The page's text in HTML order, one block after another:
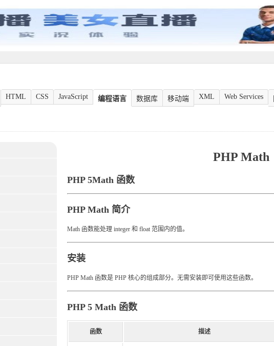
HTML CSS JavaScript 编程语言 数据库 移动端 XML Web Services
PHP Math
PHP 5Math 函数
PHP Math 简介
Math 函数能处理 integer 和 float 范围内的值。
安装
PHP Math 函数是 PHP 核心的组成部分。无需安装即可使用这些函数。
PHP 5 Math 函数
函数 描述